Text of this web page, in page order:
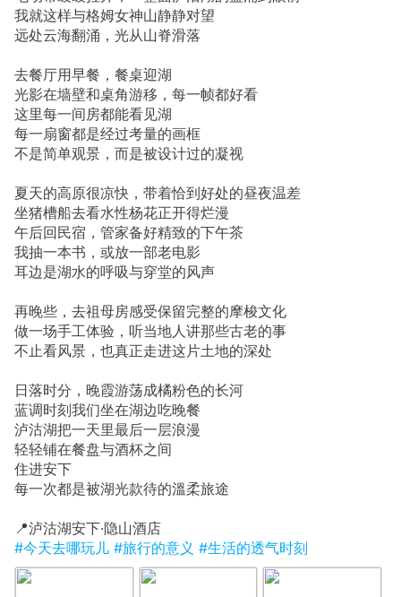
我就这样与格姆女神山静静对望
远处云海翻涌，光从山脊滑落
去餐厅用早餐，餐桌迎湖
光影在墙壁和桌角游移，每一帧都好看
这里每一间房都能看见湖
每一扇窗都是经过考量的画框
不是简单观景，而是被设计过的凝视
夏天的高原很凉快，带着恰到好处的昼夜温差
坐猪槽船去看水性杨花正开得烂漫
午后回民宿，管家备好精致的下午茶
我抽一本书，或放一部老电影
耳边是湖水的呼吸与穿堂的风声
再晚些，去祖母房感受保留完整的摩梭文化
做一场手工体验，听当地人讲那些古老的事
不止看风景，也真正走进这片土地的深处
日落时分，晚霞游荡成橘粉色的长河
蓝调时刻我们坐在湖边吃晚餐
泸沽湖把一天里最后一层浪漫
轻轻铺在餐盘与酒杯之间
住进安下
每一次都是被湖光款待的溫柔旅途
📍泸沽湖安下·隐山酒店
#今天去哪玩儿 #旅行的意义 #生活的透气时刻